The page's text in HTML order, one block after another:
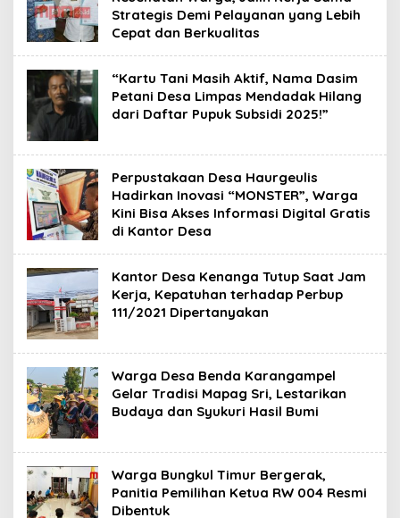
Strategis Demi Pelayanan yang Lebih
Cepat dan Berkualitas
“Kartu Tani Masih Aktif, Nama Dasim
Petani Desa Limpas Mendadak Hilang
dari Daftar Pupuk Subsidi 2025!”
Perpustakaan Desa Haurgeulis
Hadirkan Inovasi “MONSTER”, Warga
Kini Bisa Akses Informasi Digital Gratis
di Kantor Desa
Kantor Desa Kenanga Tutup Saat Jam
Kerja, Kepatuhan terhadap Perbup
111/2021 Dipertanyakan
Warga Desa Benda Karangampel
Gelar Tradisi Mapag Sri, Lestarikan
Budaya dan Syukuri Hasil Bumi
Warga Bungkul Timur Bergerak,
Panitia Pemilihan Ketua RW 004 Resmi
Dibentuk